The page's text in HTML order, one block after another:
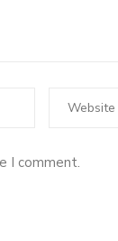
I comment.